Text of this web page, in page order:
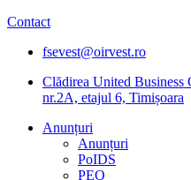
Contact
fsevest@oirvest.ro
Clădirea United Business
nr.2A, etajul 6, Timișoara
Anunțuri
Anunțuri
PoIDS
PEO